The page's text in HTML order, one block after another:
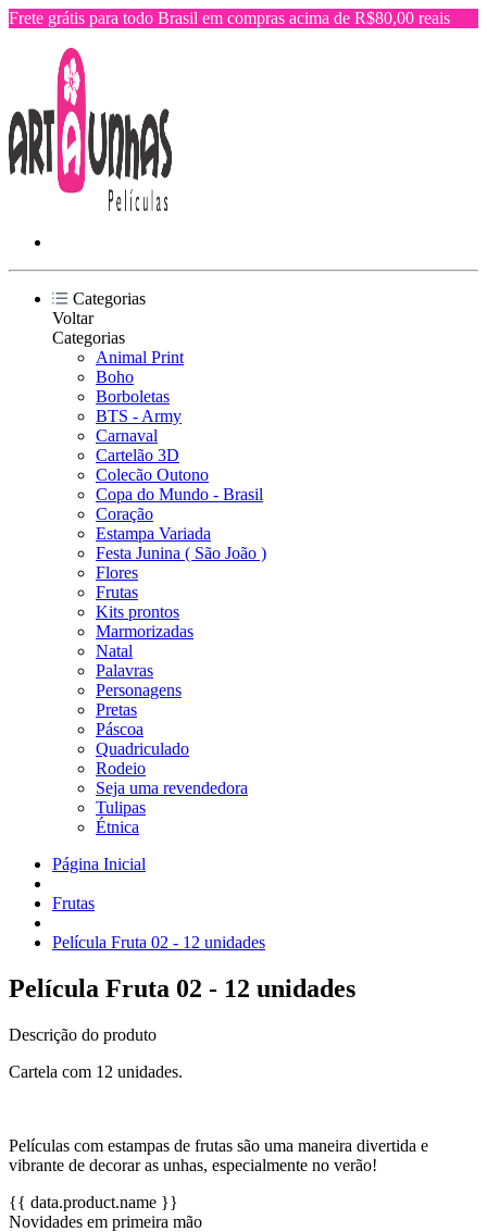
Frete grátis para todo Brasil em compras acima de R$80,00 reais
Categorias
Voltar
Categorias
Animal Print
Boho
Borboletas
BTS - Army
Carnaval
Cartelão 3D
Colecão Outono
Copa do Mundo - Brasil
Coração
Estampa Variada
Festa Junina ( São João )
Flores
Frutas
Kits prontos
Marmorizadas
Natal
Palavras
Personagens
Pretas
Páscoa
Quadriculado
Rodeio
Seja uma revendedora
Tulipas
Étnica
Página Inicial
Frutas
Película Fruta 02 - 12 unidades
Película Fruta 02 - 12 unidades
Descrição do produto
Cartela com 12 unidades.
Películas com estampas de frutas são uma maneira divertida e
vibrante de decorar as unhas, especialmente no verão!
{{ data.product.name }}
Novidades em primeira mão